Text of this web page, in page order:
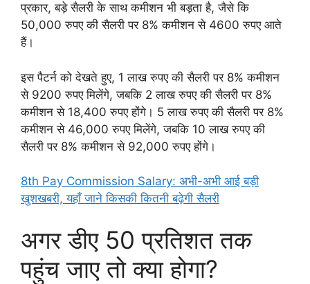
प्रकार, बड़े सैलरी के साथ कमीशन भी बड़ता है, जैसे कि
50,000 रुपए की सैलरी पर 8% कमीशन से 4600 रुपए आते
हैं।
इस पैटर्न को देखते हुए, 1 लाख रुपए की सैलरी पर 8% कमीशन
से 9200 रुपए मिलेंगे, जबकि 2 लाख रुपए की सैलरी पर 8%
कमीशन से 18,400 रुपए होंगे। 5 लाख रुपए की सैलरी पर 8%
कमीशन से 46,000 रुपए मिलेंगे, जबकि 10 लाख रुपए की
सैलरी पर 8% कमीशन से 92,000 रुपए होंगे।
8th Pay Commission Salary: अभी-अभी आई बड़ी
खुशखबरी, यहाँ जाने किसकी कितनी बढ़ेगी सैलरी
अगर डीए 50 प्रतिशत तक
पहुंच जाए तो क्या होगा?